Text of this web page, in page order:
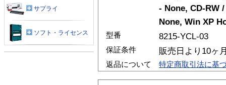
- None, CD-RW
None, Win XP
型番 8215-YCL-03
保証条件 販売日より10ヶ
返品について 特定商取引法に基
サプライ
ソフト・ライセンス